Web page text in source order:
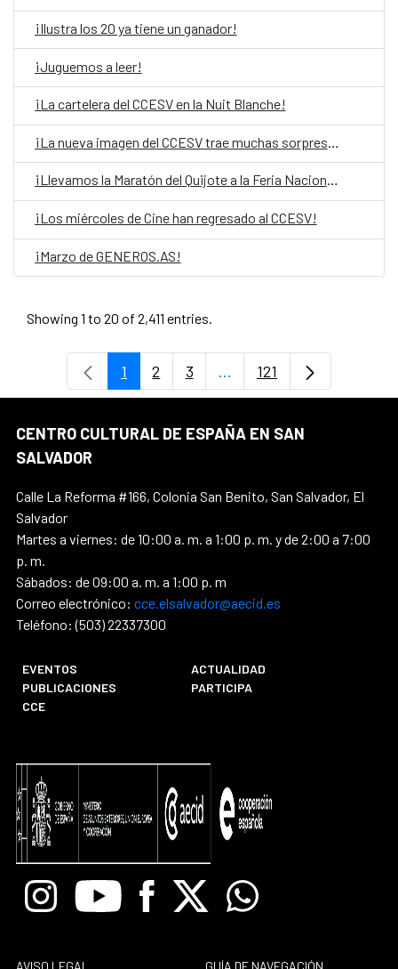
¡Ilustra los 20 ya tiene un ganador!
¡Juguemos a leer!
¡La cartelera del CCESV en la Nuit Blanche!
¡Llevamos la Maratón del Quijote a la Feria Nacional del libro!
¡Los miércoles de Cine han regresado al CCESV!
¡Marzo de GENEROS.AS!
Showing 1 to 20 of 2,411 entries.
Page
1 Page
2 Page
3 ...Intermediate Pages Use
Page
121
CENTRO CULTURAL DE ESPAÑA EN SAN
SALVADOR
Calle La Reforma #166, Colonia San Benito, San Salvador, El
Salvador
Martes a viernes: de 10:00 a. m. a 1:00 p. m. y de 2:00 a 7:00
p. m.
Sábados: de 09:00 a. m. a 1:00 p. m
Correo electrónico: cce.elsalvador@aecid.es
Teléfono: (503) 22337300
EVENTOS
ACTUALIDAD
PUBLICACIONES
PARTICIPA
CCE
InstagramYoutube Facebook
X Whatsapp